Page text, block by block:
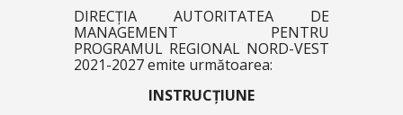
DIRECȚIA AUTORITATEA DE
MANAGEMENT PENTRU
PROGRAMUL REGIONAL NORD-VEST
2021-2027 emite următoarea:
INSTRUCȚIUNE